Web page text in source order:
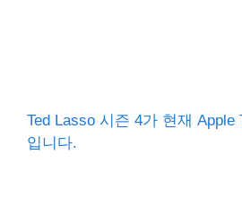
Ted Lasso 시즌 4가 현재 Apple
입니다.